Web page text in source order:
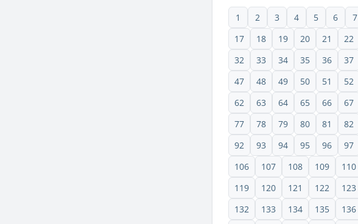
1 2 3 4 5 6 7
17
18 19 20 21 22
32
33 34 35 36 37
47
48 49 50 51 52
62
63 64 65 66 67
77
78 79 80 81 82
92
93 94 95 96 97
106
107 108 109 110
119
120 121 122 123
132
133 134 135 136